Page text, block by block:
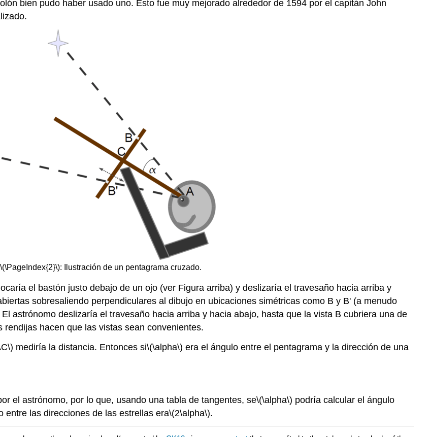
bien pudo haber usado uno. Esto fue muy mejorado alrededor de 1594 por el capitán John
\(\PageIndex{2}\): Ilustración de un pentagrama cruzado.
el bastón justo debajo de un ojo (ver Figura arriba) y deslizaría el travesaño hacia arriba y
sobresaliendo perpendiculares al dibujo en ubicaciones simétricas como B y B' (a menudo
astrónomo deslizaría el travesaño hacia arriba y hacia abajo, hasta que la vista B cubriera una de
hacen que las vistas sean convenientes.
mediría la distancia. Entonces si\(\alpha\) era el ángulo entre el pentagrama y la dirección de una
el astrónomo, por lo que, usando una tabla de tangentes, se\(\alpha\) podría calcular el ángulo
entre las direcciones de las estrellas era\(2\alpha\).